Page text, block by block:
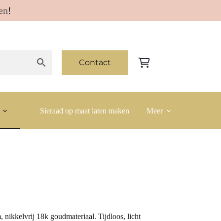
!
Contact Winkelwagen
Sieraad op maat laten maken Meer
nikkelvrij 18k goudmateriaal. Tijdloos, licht